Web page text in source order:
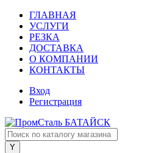
ГЛАВНАЯ
УСЛУГИ
РЕЗКА
ДОСТАВКА
О КОМПАНИИ
КОНТАКТЫ
Вход
Регистрация